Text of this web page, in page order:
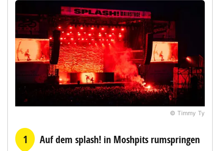
© Timmy Ty
1 Auf dem splash! in Moshpits rumspringen